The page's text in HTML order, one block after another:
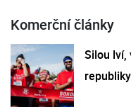
Komerční články
Silou lví,